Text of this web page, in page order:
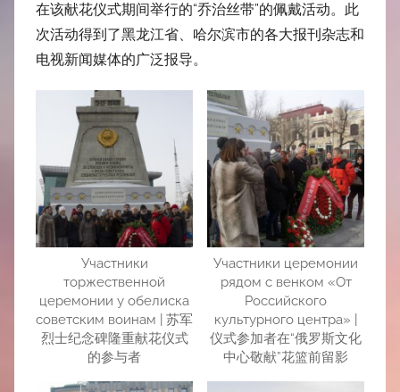
在该献花仪式期间举行的“乔治丝带”的佩戴活动。此
次活动得到了黑龙江省、哈尔滨市的各大报刊杂志和
电视新闻媒体的广泛报导。
Участники
торжественной
церемонии у обелиска
советским воинам | 苏军
烈士纪念碑隆重献花仪式
的参与者
Участники церемонии
рядом с венком «От
Российского
культурного центра» |
仪式参加者在“俄罗斯文化
中心敬献”花篮前留影